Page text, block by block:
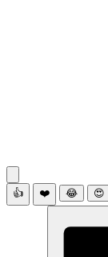
👍 ❤️ 😂 😍